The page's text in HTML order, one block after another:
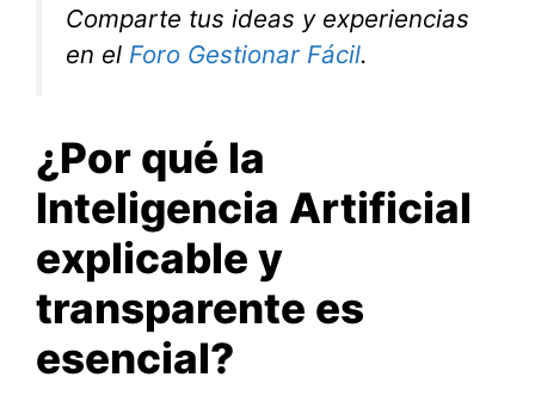
Comparte tus ideas y experiencias
en el Foro Gestionar Fácil.
¿Por qué la
Inteligencia Artificial
explicable y
transparente es
esencial?